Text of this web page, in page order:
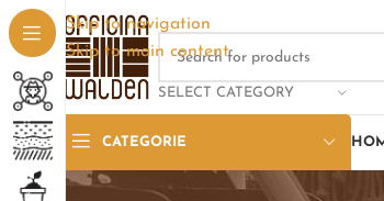
Skip to navigation
Skip to main content
SELECT CATEGORY
CATEGORIE